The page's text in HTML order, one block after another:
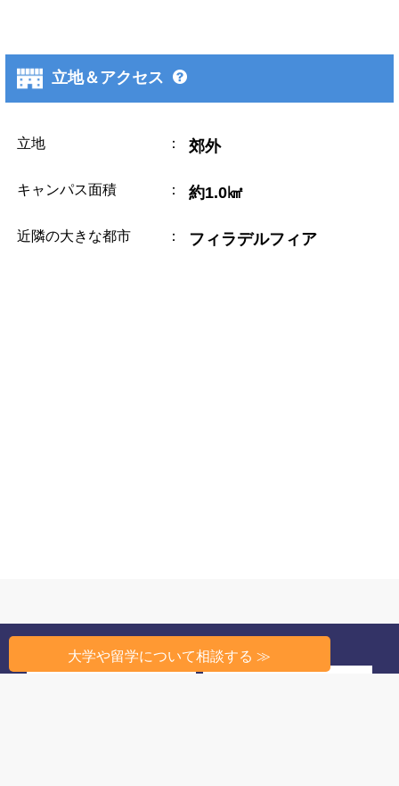
立地＆アクセス
立地 ： 郊外
キャンパス面積 ： 約1.0㎢
近隣の大きな都市 ： フィラデルフィア
大学や留学について相談する ≫